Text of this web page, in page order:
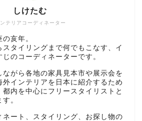
テリアコーディネーター
しけたむ
亥年。
タイリングまで何でもこなす、イ
のコーディネーターです。
ながら各地の家具見本市や展示会を
インテリアを日本に紹介するため
内を中心にフリースタイリストと
。
ネート、スタイリング、お探し物の